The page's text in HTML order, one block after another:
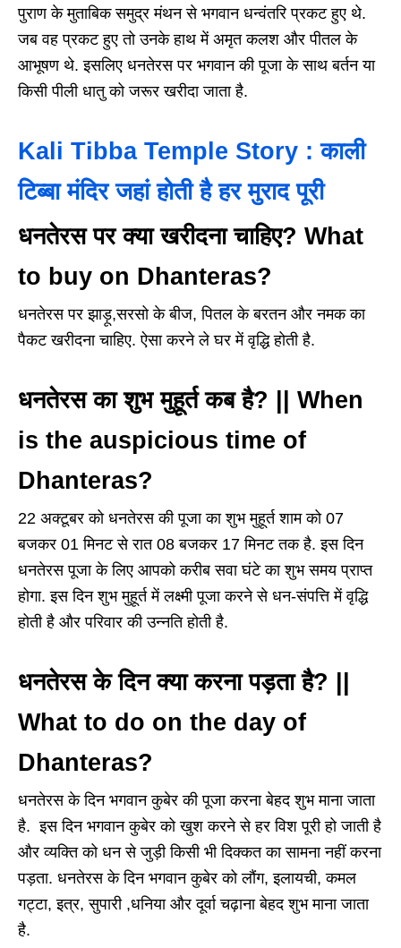
पुराण के मुताबिक समुद्र मंथन से भगवान धन्वंतरि प्रकट हुए थे.
जब वह प्रकट हुए तो उनके हाथ में अमृत कलश और पीतल के
आभूषण थे. इसलिए धनतेरस पर भगवान की पूजा के साथ बर्तन या
किसी पीली धातु को जरूर खरीदा जाता है.
Kali Tibba Temple Story : काली
टिब्बा मंदिर जहां होती है हर मुराद पूरी
धनतेरस पर क्या खरीदना चाहिए? What
to buy on Dhanteras?
धनतेरस पर झाड़ू,सरसो के बीज, पितल के बरतन और नमक का
पैकट खरीदना चाहिए. ऐसा करने ले घर में वृद्धि होती है.
धनतेरस का शुभ मुहूर्त कब है? || When
is the auspicious time of
Dhanteras?
22 अक्टूबर को धनतेरस की पूजा का शुभ मुहूर्त शाम को 07
बजकर 01 मिनट से रात 08 बजकर 17 मिनट तक है. इस दिन
धनतेरस पूजा के लिए आपको करीब सवा घंटे का शुभ समय प्राप्त
होगा. इस दिन शुभ मुहूर्त में लक्ष्मी पूजा करने से धन-संपत्ति में वृद्धि
होती है और परिवार की उन्नति होती है.
धनतेरस के दिन क्या करना पड़ता है? ||
What to do on the day of
Dhanteras?
धनतेरस के दिन भगवान कुबेर की पूजा करना बेहद शुभ माना जाता
है. इस दिन भगवान कुबेर को खुश करने से हर विश पूरी हो जाती है
और व्यक्ति को धन से जुड़ी किसी भी दिक्कत का सामना नहीं करना
पड़ता. धनतेरस के दिन भगवान कुबेर को लौंग, इलायची, कमल
गट्टा, इत्र, सुपारी ,धनिया और दूर्वा चढ़ाना बेहद शुभ माना जाता
है.